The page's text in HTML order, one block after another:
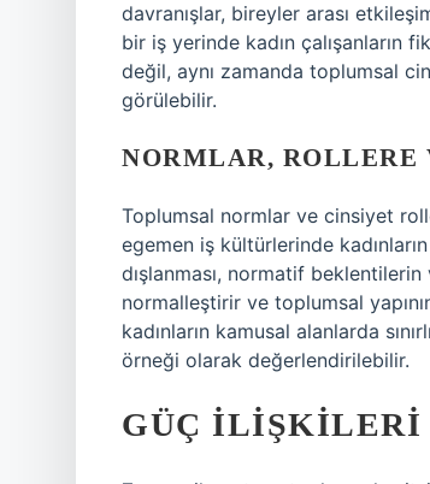
davranışlar, bireyler arası
bir iş yerinde kadın çalışanların
değil, aynı zamanda toplumsal
görülebilir.
NORMLAR,
Toplumsal normlar ve cinsiyet
egemen iş kültürlerinde
dışlanması, normatif
normalleştirir ve toplumsal
kadınların kamusal alanlarda
örneği olarak değerlendirilebilir.
GÜÇ